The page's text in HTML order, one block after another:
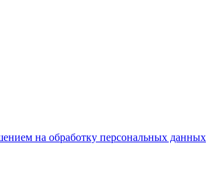
на обработку персональных данных